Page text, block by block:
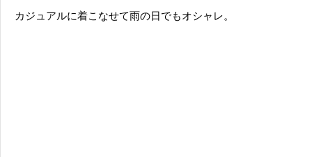
カジュアルに着こなせて雨の日でもオシャレ。